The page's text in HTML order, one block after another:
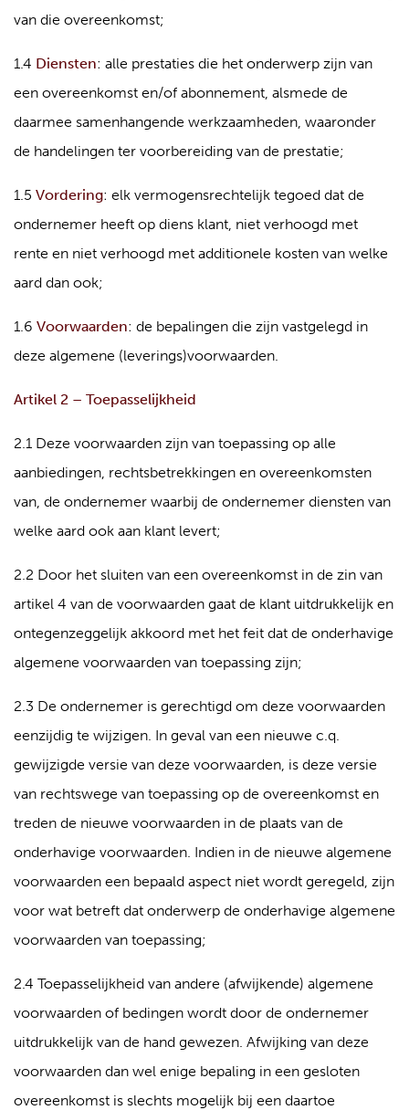
van die overeenkomst;
1.4 Diensten: alle prestaties die het onderwerp zijn van
een overeenkomst en/of abonnement, alsmede de
daarmee samenhangende werkzaamheden, waaronder
de handelingen ter voorbereiding van de prestatie;
1.5 Vordering: elk vermogensrechtelijk tegoed dat de
ondernemer heeft op diens klant, niet verhoogd met
rente en niet verhoogd met additionele kosten van welke
aard dan ook;
1.6 Voorwaarden: de bepalingen die zijn vastgelegd in
deze algemene (leverings)voorwaarden.
Artikel 2 – Toepasselijkheid
2.1 Deze voorwaarden zijn van toepassing op alle
aanbiedingen, rechtsbetrekkingen en overeenkomsten
van, de ondernemer waarbij de ondernemer diensten van
welke aard ook aan klant levert;
2.2 Door het sluiten van een overeenkomst in de zin van
artikel 4 van de voorwaarden gaat de klant uitdrukkelijk en
ontegenzeggelijk akkoord met het feit dat de onderhavige
algemene voorwaarden van toepassing zijn;
2.3 De ondernemer is gerechtigd om deze voorwaarden
eenzijdig te wijzigen. In geval van een nieuwe c.q.
gewijzigde versie van deze voorwaarden, is deze versie
van rechtswege van toepassing op de overeenkomst en
treden de nieuwe voorwaarden in de plaats van de
onderhavige voorwaarden. Indien in de nieuwe algemene
voorwaarden een bepaald aspect niet wordt geregeld, zijn
voor wat betreft dat onderwerp de onderhavige algemene
voorwaarden van toepassing;
2.4 Toepasselijkheid van andere (afwijkende) algemene
voorwaarden of bedingen wordt door de ondernemer
uitdrukkelijk van de hand gewezen. Afwijking van deze
voorwaarden dan wel enige bepaling in een gesloten
overeenkomst is slechts mogelijk bij een daartoe